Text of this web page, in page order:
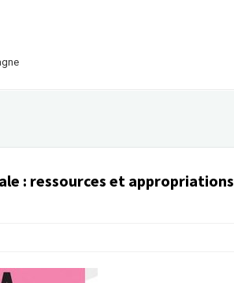
: ressources et appropriations